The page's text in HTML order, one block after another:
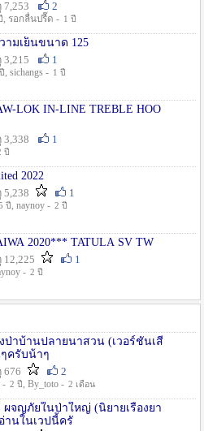
7,253
2
, รอกลื่นปรื๊ด - 1 ปี
ามเย็นขนาด 125
3,215
1
, sichangs - 1 ปี
LOK IN-LINE TREBLE HOO
3,338
1
ปี
2022
5,238
1
ปี , naynoy - 2 ปี
***NEW DAIWA 2020*** TATULA SV TW
1
- 2 ปี
ป่าบ้านปลายนาสวน (เวอร์ชั่นเสี
ครับน้าๆ
676
2
- 2 ปี , By_toto - 2 เดือน
ผจญภัยในป่าใหญ่ (นิยายเรื่องยา
านในเวปนี้ครั